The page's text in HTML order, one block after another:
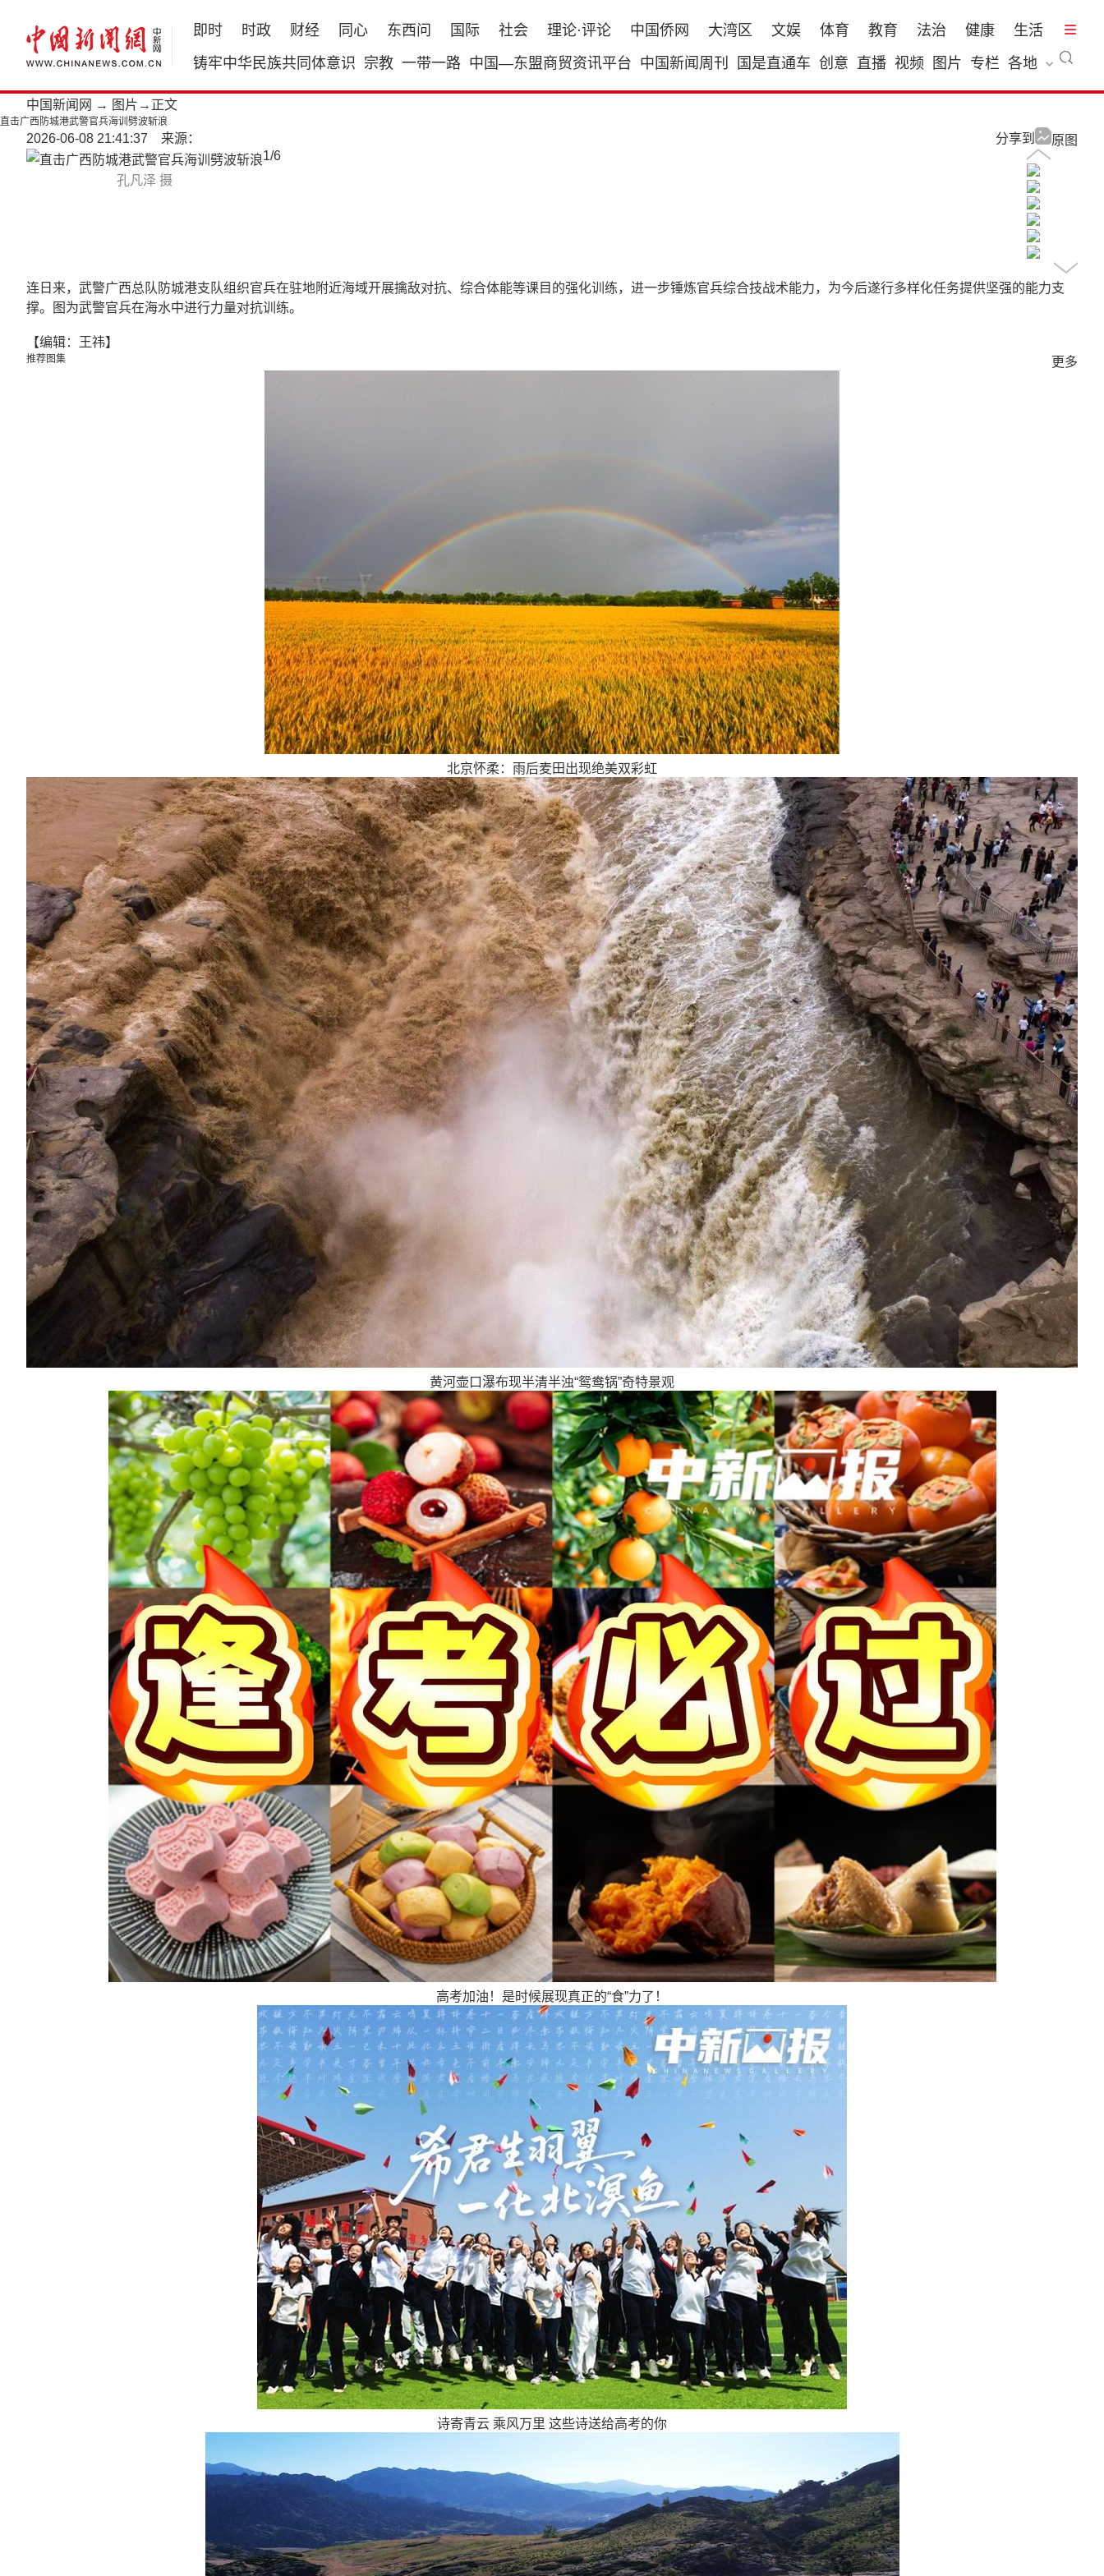
即时 时政 财经 同心 东西问 国际 社会 理论·评论 中国侨网 大湾区 文娱 体育 教育 法治 健康
生活
铸牢中华民族共同体意识 宗教 一带一路 中国—东盟商贸资讯平台 中国新闻周刊 国是直通车 创意 直播 视频 图片 专栏 各地
中国新闻网 → 图片 →正文
直击广西防城港武警官兵海训劈波斩浪
2026-06-08 21:41:37 来源： 原图
分享到
孔凡泽 摄
1/6
连日来，武警广西总队防城港支队组织官兵在驻地附近海域开展擒敌对抗、综合体能等课目的强化训练，进一步锤炼官兵综合技战术能力，为今后遂行多样化任务提供坚强的能力支
撑。图为武警官兵在海水中进行力量对抗训练。
【编辑：王祎】
推荐图集 更多
北京怀柔：雨后麦田出现绝美双彩虹
黄河壶口瀑布现半清半浊“鸳鸯锅”奇特景观
高考加油！是时候展现真正的“食”力了！
诗寄青云 乘风万里 这些诗送给高考的你